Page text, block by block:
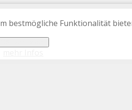
bestmögliche Funktionalität